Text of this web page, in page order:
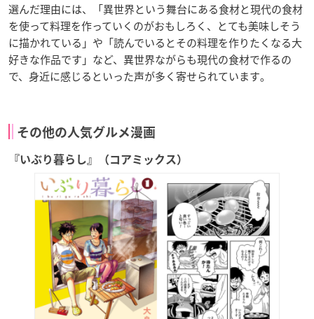
選んだ理由には、「異世界という舞台にある食材と現代の食材
を使って料理を作っていくのがおもしろく、とても美味しそう
に描かれている」や「読んでいるとその料理を作りたくなる大
好きな作品です」など、異世界ながらも現代の食材で作るの
で、身近に感じるといった声が多く寄せられています｡
その他の人気グルメ漫画
『いぶり暮らし』（コアミックス）